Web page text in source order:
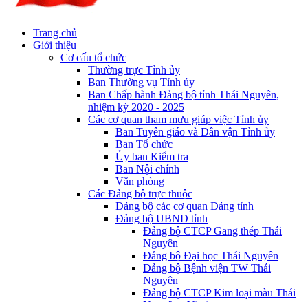
Trang chủ
Giới thiệu
Cơ cấu tổ chức
Thường trực Tỉnh ủy
Ban Thường vụ Tỉnh ủy
Ban Chấp hành Đảng bộ tỉnh Thái Nguyên,
nhiệm kỳ 2020 - 2025
Các cơ quan tham mưu giúp việc Tỉnh ủy
Ban Tuyên giáo và Dân vận Tỉnh ủy
Ban Tổ chức
Ủy ban Kiểm tra
Ban Nội chính
Văn phòng
Các Đảng bộ trực thuộc
Đảng bộ các cơ quan Đảng tỉnh
Đảng bộ UBND tỉnh
Đảng bộ CTCP Gang thép Thái
Nguyên
Đảng bộ Đại học Thái Nguyên
Đảng bộ Bệnh viện TW Thái
Nguyên
Đảng bộ CTCP Kim loại màu Thái